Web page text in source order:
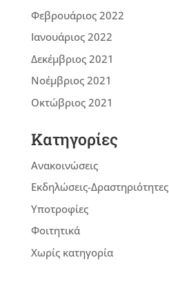
Φεβρουάριος 2022
Ιανουάριος 2022
Δεκέμβριος 2021
Νοέμβριος 2021
Οκτώβριος 2021
Kατηγορίες
Ανακοινώσεις
Εκδηλώσεις-Δραστηριότητες
Υποτροφίες
Φοιτητικά
Χωρίς κατηγορία